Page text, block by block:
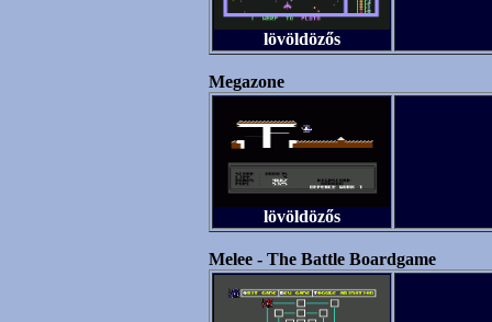
lövöldözős
Megazone
lövöldözős
Melee - The Battle Boardgame